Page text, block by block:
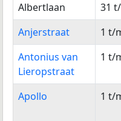
Albertlaan
31
Anjerstraat
1 t/
Antonius van
Lieropstraat
1 t/
Apollo 1 t/